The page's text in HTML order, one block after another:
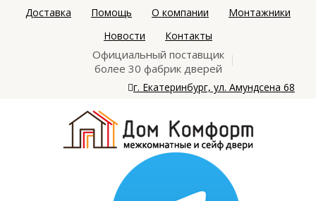
Доставка Помощь О компании
Монтажники
Новости
Контакты
Официальный поставщик
более 30 фабрик дверей
г. Екатеринбург, ул. Амундсена 68